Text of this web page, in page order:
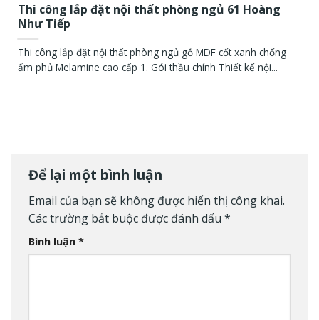
Thi công lắp đặt nội thất phòng ngủ 61 Hoàng
Như Tiếp
Thi công lắp đặt nội thất phòng ngủ gỗ MDF cốt xanh chống
ẩm phủ Melamine cao cấp 1. Gói thầu chính Thiết kế nội...
Để lại một bình luận
Email của bạn sẽ không được hiển thị công khai.
Các trường bắt buộc được đánh dấu *
Bình luận *